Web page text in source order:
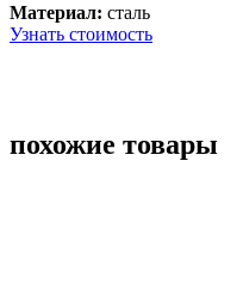
Материал: сталь
Узнать стоимость
похожие товары